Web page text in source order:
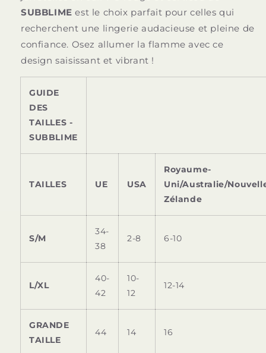
SUBBLIME est le choix parfait pour celles qui
recherchent une lingerie audacieuse et pleine de
confiance. Osez allumer la flamme avec ce
design saisissant et vibrant !
GUIDE
DES
TAILLES -
SUBBLIME
TAILLES UE USA
Royaume-
Uni/Australie/
Zélande
S/M
34-
38
2-8 6-10
L/XL
40-
42
10-
12
12-14
GRANDE
TAILLE
44 14 16